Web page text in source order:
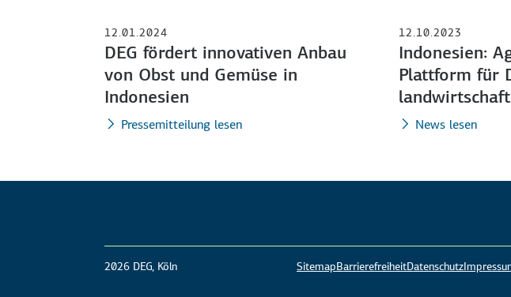
12.01.2024
DEG fördert innovativen Anbau
von Obst und Gemüse in
Indonesien
Pressemitteilung lesen
12.10.2023
Indonesien:
Plattform für
News lesen
2026 DEG, Köln SitemapBarrierefreiheitDatenschutz